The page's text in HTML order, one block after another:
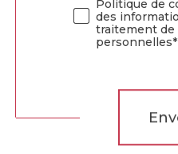
Politique de
des
traitement de
personnelles*